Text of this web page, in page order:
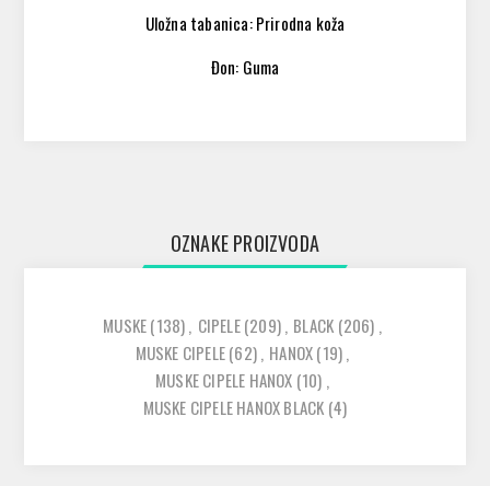
Uložna tabanica: Prirodna koža
Đon: Guma
OZNAKE PROIZVODA
MUSKE(138), CIPELE(209), BLACK (206) ,
MUSKE CIPELE(62), HANOX(19),
MUSKE CIPELE HANOX (10) ,
MUSKE CIPELE HANOX BLACK (4)